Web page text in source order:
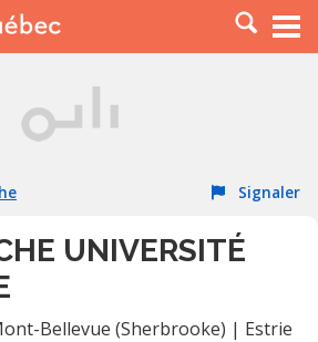
Signaler
UNIVERSITÉ
Bellevue (Sherbrooke) | Estrie